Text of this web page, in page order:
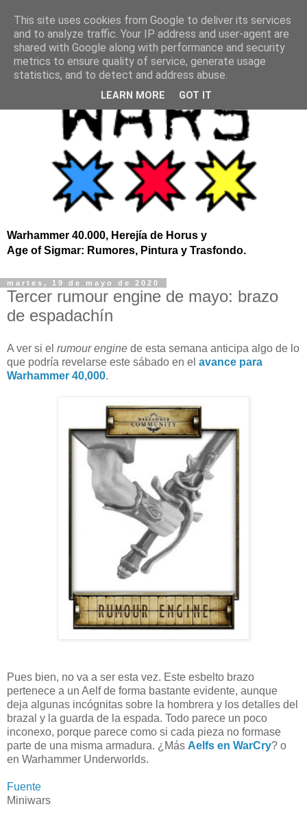
Warhammer 40.000, Herejía de Horus y
Age of Sigmar: Rumores, Pintura y Trasfondo.
martes, 19 de mayo de 2020
Tercer rumour engine de mayo: brazo
de espadachín
A ver si el rumour engine de esta semana anticipa algo de lo
que podría revelarse este sábado en el avance para
Warhammer 40,000.
Pues bien, no va a ser esta vez. Este esbelto brazo
pertenece a un Aelf de forma bastante evidente, aunque
deja algunas incógnitas sobre la hombrera y los detalles del
brazal y la guarda de la espada. Todo parece un poco
inconexo, porque parece como si cada pieza no formase
parte de una misma armadura. ¿Más Aelfs en WarCry? o
en Warhammer Underworlds.
Fuente
Miniwars
This site uses cookies from Google to deliver its services
and to analyze traffic. Your IP address and user-agent are
shared with Google along with performance and security
metrics to ensure quality of service, generate usage
statistics, and to detect and address abuse.
LEARN MORE GOT IT